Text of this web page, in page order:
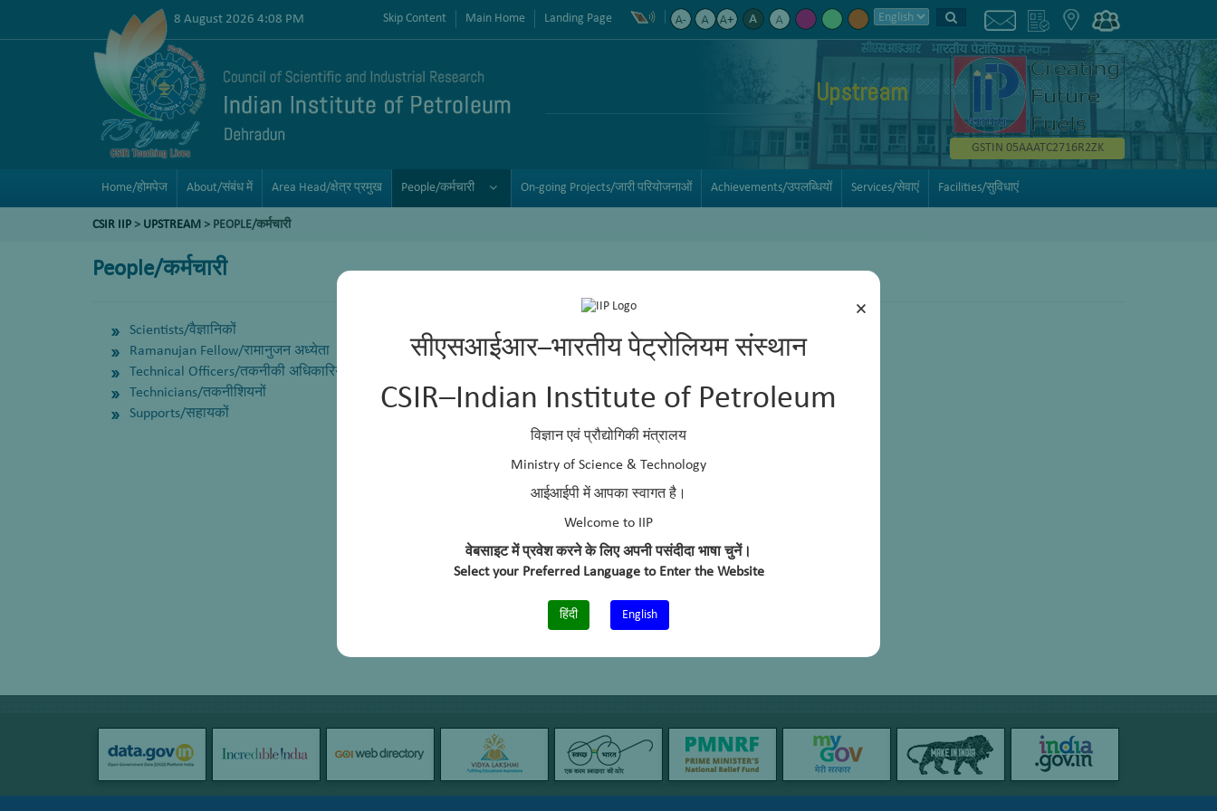
×
सीएसआईआर–भारतीय पेट्रोलियम संस्थान
CSIR–Indian Institute of Petroleum
विज्ञान एवं प्रौद्योगिकी मंत्रालय
Ministry of Science & Technology
आईआईपी में आपका स्वागत है।
Welcome to IIP
वेबसाइट में प्रवेश करने के लिए अपनी पसंदीदा भाषा चुनें।
Select your Preferred Language to Enter the Website
हिंदी English
8 August 2026 4:08 PM Skip Content Main Home Landing Page
Upstream
GSTIN 05AAATC2716R2ZK
Home/होमपेज About/संबंध में Area Head/क्षेत्र प्रमुख People/कर्मचारी On-going Projects/जारी परियोजनाओं Achievements/उपलब्धियों Services/सेवाएं Facilities/सुविधाएं
CSIR IIP > UPSTREAM > PEOPLE/कर्मचारी
People/कर्मचारी
Scientists/वैज्ञानिकों
Ramanujan Fellow/रामानुजन अध्येता
Technical Officers/तकनीकी अधिकारियों
Technicians/तकनीशियनों
Supports/सहायकों